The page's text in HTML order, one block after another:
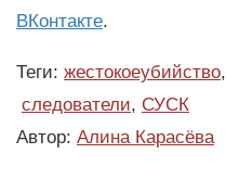
ВКонтакте.
Теги: жестокоеубийство,
следователи, СУСК
Автор: Алина Карасёва